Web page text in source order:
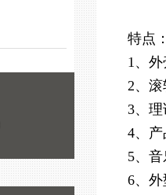
特点
1、
2、
3、
4、
5、
6、